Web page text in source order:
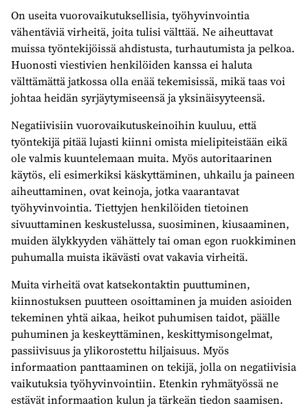
On useita vuorovaikutuksellisia, työhyvinvointia
vähentäviä virheitä, joita tulisi välttää. Ne aiheuttavat
muissa työntekijöissä ahdistusta, turhautumista ja pelkoa.
Huonosti viestivien henkilöiden kanssa ei haluta
välttämättä jatkossa olla enää tekemisissä, mikä taas voi
johtaa heidän syrjäytymiseensä ja yksinäisyyteensä.
Negatiivisiin vuorovaikutuskeinoihin kuuluu, että
työntekijä pitää lujasti kiinni omista mielipiteistään eikä
ole valmis kuuntelemaan muita. Myös autoritaarinen
käytös, eli esimerkiksi käskyttäminen, uhkailu ja paineen
aiheuttaminen, ovat keinoja, jotka vaarantavat
työhyvinvointia. Tiettyjen henkilöiden tietoinen
sivuuttaminen keskustelussa, suosiminen, kiusaaminen,
muiden älykkyyden vähättely tai oman egon ruokkiminen
puhumalla muista ikävästi ovat vakavia virheitä.
Muita virheitä ovat katsekontaktin puuttuminen,
kiinnostuksen puutteen osoittaminen ja muiden asioiden
tekeminen yhtä aikaa, heikot puhumisen taidot, päälle
puhuminen ja keskeyttäminen, keskittymisongelmat,
passiivisuus ja ylikorostettu hiljaisuus. Myös
informaation panttaaminen on tekijä, jolla on negatiivisia
vaikutuksia työhyvinvointiin. Etenkin ryhmätyössä ne
estävät informaation kulun ja tärkeän tiedon saamisen.